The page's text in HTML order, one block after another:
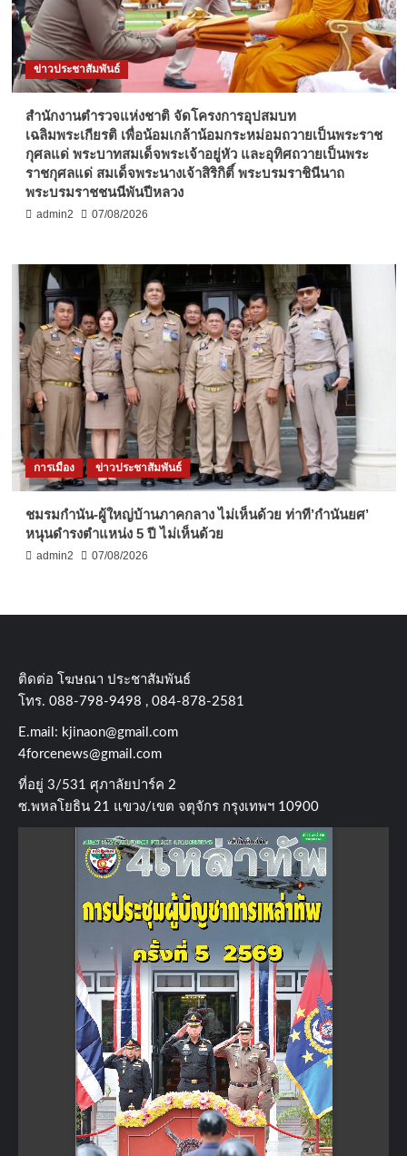
ข่าวประชาสัมพันธ์
สำนักงานตำรวจแห่งชาติ จัดโครงการอุปสมบท
เฉลิมพระเกียรติ เพื่อน้อมเกล้าน้อมกระหม่อมถวายเป็นพระราช
กุศลแด่ พระบาทสมเด็จพระเจ้าอยู่หัว และอุทิศถวายเป็นพระ
ราชกุศลแด่ สมเด็จพระนางเจ้าสิริกิติ์ พระบรมราชินีนาถ
พระบรมราชชนนีพันปีหลวง
admin2 07/08/2026
การเมือง ข่าวประชาสัมพันธ์
ชมรมกำนัน-ผู้ใหญ่บ้านภาคกลาง ไม่เห็นด้วย ท่าที’กำนันยศ’
หนุนดำรงตำแหน่ง 5 ปี ไม่เห็นด้วย
admin2 07/08/2026
ติดต่อ​ โฆษณา​ ประชาสัมพันธ์
โทร​. 088-798-9498 , 084-878-2581
E.mail: kjinaon@gmail.com
4forcenews@gmail.com
ที่อยู่​ 3/531​ ศุภาลัยปาร์ค​ 2
ซ.พหลโยธิน​ 21​ แขวง/เขต​ จตุจักร​ กรุงเทพฯ 10900